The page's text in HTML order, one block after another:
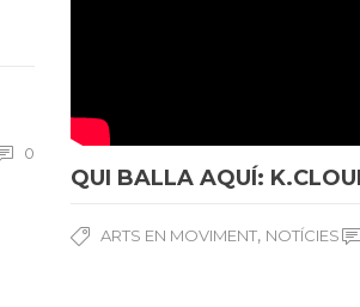
0
QUI BALLA AQUÍ:
ARTS EN MOVIMENT, NOTÍCIES